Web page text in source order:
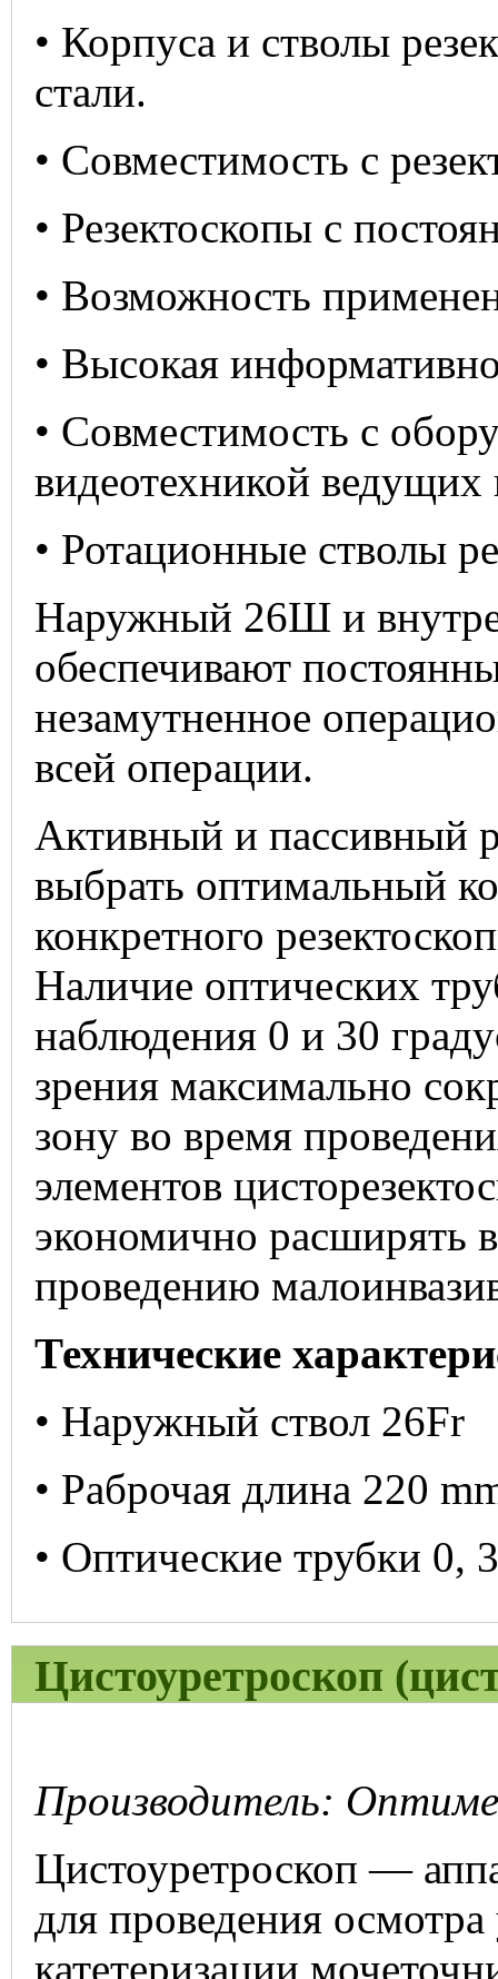
• Корпуса и стволы
стали.
• Совместимость с
• Резектоскопы с
• Возможность
• Высокая
• Совместимость с
видеотехникой ведущих
• Ротационные стволы
Наружный 26Ш и
обеспечивают
незамутненное
всей операции.
Активный и пассивный
выбрать оптимальный
конкретного
Наличие оптических
наблюдения 0 и 30
зрения максимально
зону во время
элементов
экономично расширять
проведению
Технические
• Наружный ствол 26Fr
• Раброчая длина 220
• Оптические трубки 0,
Цистоуретроскоп
Производитель:
Цистоуретроскоп —
для проведения
катетеризации